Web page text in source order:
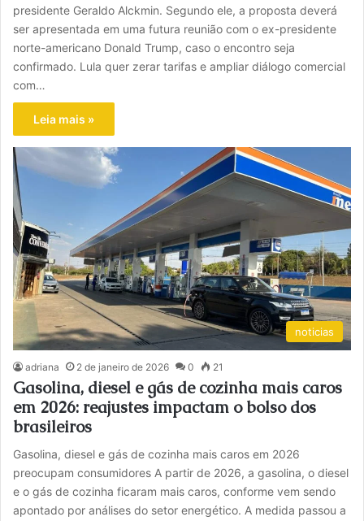
presidente Geraldo Alckmin. Segundo ele, a proposta deverá
ser apresentada em uma futura reunião com o ex-presidente
norte-americano Donald Trump, caso o encontro seja
confirmado. Lula quer zerar tarifas e ampliar diálogo comercial
com…
Leia mais »
noticias
adriana 2 de janeiro de 2026 0 21
Gasolina, diesel e gás de cozinha mais caros
em 2026: reajustes impactam o bolso dos
brasileiros
Gasolina, diesel e gás de cozinha mais caros em 2026
preocupam consumidores A partir de 2026, a gasolina, o diesel
e o gás de cozinha ficaram mais caros, conforme vem sendo
apontado por análises do setor energético. A medida passou a